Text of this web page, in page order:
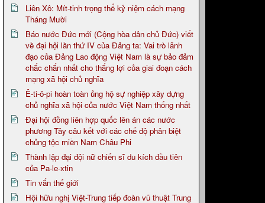
Liên Xô: Mít-tinh trọng thể kỷ niệm cách mạng
Tháng Mười
Báo nước Đức mới (Cộng hòa dân chủ Đức) viết
về đại hội lần thứ IV của Đảng ta: Vai trò lãnh
đạo của Đảng Lao động Việt Nam là sự bảo đảm
chắc chắn nhất cho thắng lợi của giai đoạn cách
mạng xã hội chủ nghĩa
Ê-ti-ô-pi hoàn toàn ủng hộ sự nghiệp xây dựng
chủ nghĩa xã hội của nước Việt Nam thống nhất
Đại hội đồng liên hợp quốc lên án các nước
phương Tây câu kết với các chế độ phân biệt
chủng tộc miền Nam Châu Phi
Thành lập đại đội nữ chiến sĩ du kích đầu tiên
của Pa-le-xtin
Tin vắn thế giới
Hội hữu nghị Việt-Trung tiếp đoàn vũ thuật Trung